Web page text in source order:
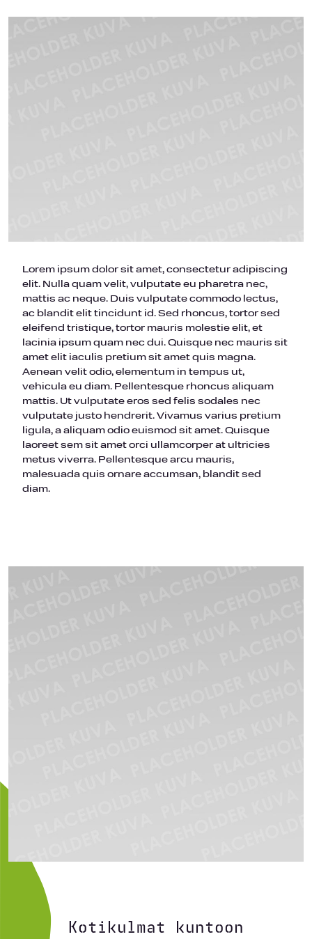
Lorem ipsum dolor sit amet, consectetur adipiscing
elit. Nulla quam velit, vulputate eu pharetra nec,
mattis ac neque. Duis vulputate commodo lectus,
ac blandit elit tincidunt id. Sed rhoncus, tortor sed
eleifend tristique, tortor mauris molestie elit, et
lacinia ipsum quam nec dui. Quisque nec mauris sit
amet elit iaculis pretium sit amet quis magna.
Aenean velit odio, elementum in tempus ut,
vehicula eu diam. Pellentesque rhoncus aliquam
mattis. Ut vulputate eros sed felis sodales nec
vulputate justo hendrerit. Vivamus varius pretium
ligula, a aliquam odio euismod sit amet. Quisque
laoreet sem sit amet orci ullamcorper at ultricies
metus viverra. Pellentesque arcu mauris,
malesuada quis ornare accumsan, blandit sed
diam.
Kotikulmat kuntoon